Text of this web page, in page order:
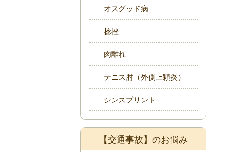
オスグッド病
捻挫
肉離れ
テニス肘（外側上顆炎）
シンスプリント
【交通事故】のお悩み